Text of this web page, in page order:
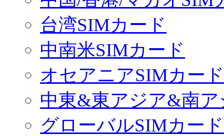
台湾SIMカード
中南米SIMカード
オセアニアSIMカード
中東&東アジア&南
グローバルSIMカード